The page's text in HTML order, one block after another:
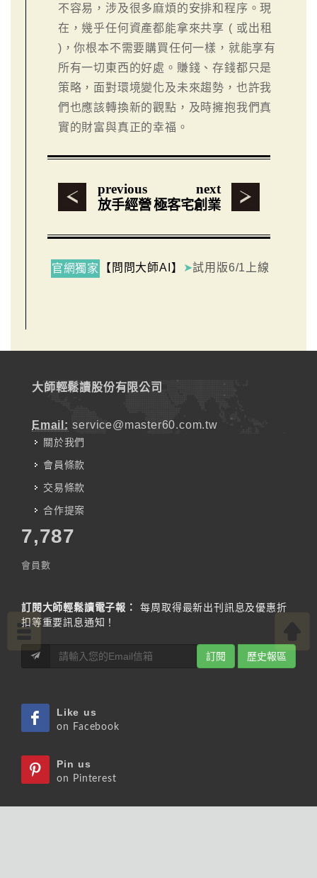
不容易，涉及很多麻煩的安排和程序。現
在，幾乎任何資產都能拿來共享 ( 或出租
)，你根本不需要購買任何一樣，就能享有
所有一切東西的好處。賺錢、存錢都只是
策略，面對環境變化及未來趨勢，也許我
們也應該轉換新的觀點，及時擁抱我們真
實的財富與真正的幸福。
previous
放手經營
next
極客宅創業
官網獨家 【問問大師AI】 ➤試用版6/1上線
大師輕鬆讀股份有限公司
Email: service@master60.com.tw
關於我們
會員條款
交易條款
合作提案
7,787
會員數
訂閱大師輕鬆讀電子報：
每周取得最新出刊訊息及優惠折
扣等重要訊息通知！
訂閱 歷史報區
Like us
on Facebook
Pin us
on Pinterest